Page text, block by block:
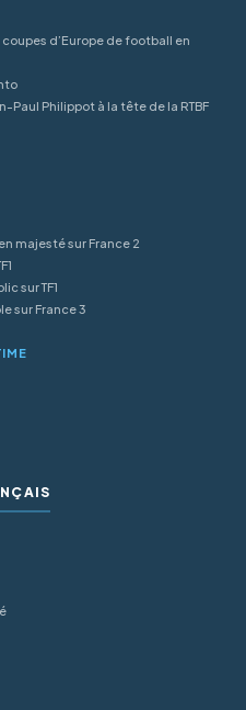
d’Europe de football en
Paul Philippot à la tête de la RTBF
majesté sur France 2
sur TF1
sur France 3